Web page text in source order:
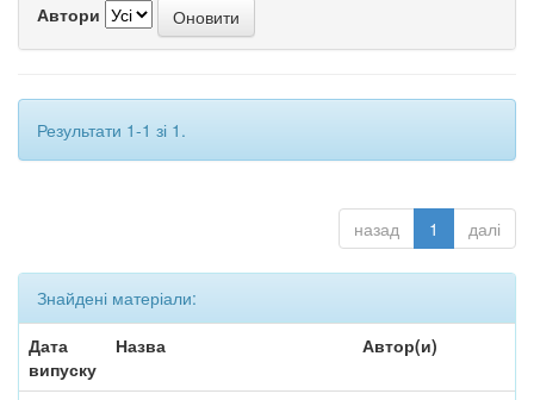
Автори
Результати 1-1 зі 1.
назад 1 далі
Знайдені матеріали:
Дата
випуску
Назва Автор(и)